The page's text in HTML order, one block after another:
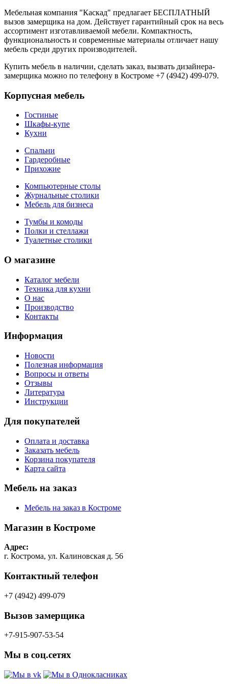
Мебельная компания "Каскад" предлагает БЕСПЛАТНЫЙ
вызов замерщика на дом. Действует гарантийный срок на весь
ассортимент изготавливаемой мебели. Компактность,
функциональность и современные материалы отличает нашу
мебель среди других производителей.
Купить мебель в наличии, сделать заказ, вызвать дизайнера-
замерщика можно по телефону в Костроме +7 (4942) 499-079.
Корпусная мебель
Гостиные
Шкафы-купе
Кухни
Спальни
Гардеробные
Прихожие
Компьютерные столы
Журнальные столики
Мебель для бизнеса
Тумбы и комоды
Полки и стеллажи
Туалетные столики
О магазине
Каталог мебели
Техника для кухни
О нас
Производство
Контакты
Информация
Новости
Полезная информация
Вопросы и ответы
Отзывы
Литература
Инструкции
Для покупателей
Оплата и доставка
Заказать мебель
Корзина покупателя
Карта сайта
Мебель на заказ
Мебель на заказ в Костроме
Магазин в Костроме
Адрес:
г. Кострома, ул. Калиновская д. 56
Контактный телефон
+7 (4942) 499-079
Вызов замерщика
+7-915-907-53-54
Мы в соц.сетях